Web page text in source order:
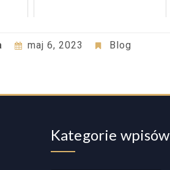
maj 6, 2023 Blog
Kategorie wpisów